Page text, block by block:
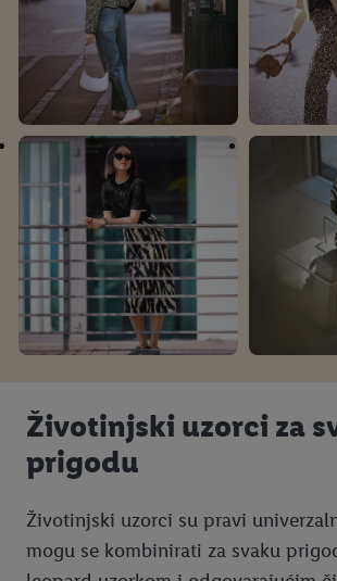
Životinjski uzorci za
prigodu
Životinjski uzorci su pravi
mogu se kombinirati za svaku